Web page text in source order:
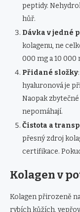
peptidy.
hůř.
Dávka v jedné
kolagenu, ne
000 mg a 10 000
Přidané složky
hyaluronová je
Naopak
nepomáhají.
Čistota a
přesný zdroj
certifikace.
Kolagen v
Kolagen přirozeně
rybích kůžích,